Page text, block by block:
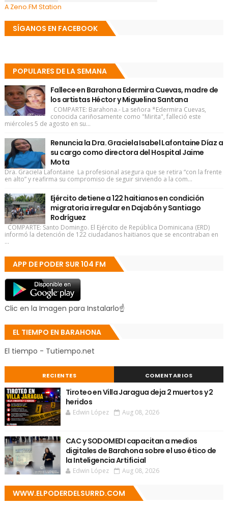
A Zeno.FM Station
SÍGANOS EN FACEBOOK
POPULARES DE LA SEMANA
Fallece en Barahona Edermira Cuevas, madre de
los artistas Héctor y Miguelina Santana
COMPARTE: Barahona.- La señora *Edermira Cuevas,
conocida cariñosamente como "Mirita", falleció este
miércoles 5 de agosto en su...
Renuncia la Dra. Graciela Isabel Lafontaine Díaz a
su cargo como directora del Hospital Jaime
Mota
Dra. Graciela Lafontaine La profesional asegura que se retira “con la frente
en alto” y reafirma su compromiso de seguir sirviendo a la com...
Ejército detiene a 122 haitianos en condición
migratoria irregular en Dajabón y Santiago
Rodríguez
COMPARTE: Santo Domingo. El Ejército de República Dominicana (ERD)
informó la detención de 122 ciudadanos haitianos que se encontraban en
...
APP DE PODER SUR 104 FM
Clic en la Imagen para Instalarlo☝
EL TIEMPO EN BARAHONA
El tiempo - Tutiempo.net
RECIENTES COMENTARIOS
Tiroteo en Villa Jaragua deja 2 muertos y 2
heridos
Edwin López Aug 08, 2026
CAC y SODOMEDI capacitan a medios
digitales de Barahona sobre el uso ético de
la Inteligencia Artificial
Edwin López Aug 08, 2026
WWW.ELPODERDELSURRD.COM